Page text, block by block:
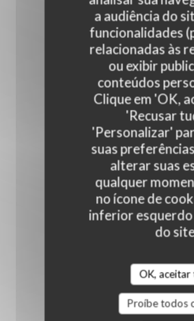
a audiência do
funcionalidades
relacionadas às
ou exibir
conteúdos
Clique em 'OK,
'Recusar
'Personalizar'
suas
alterar suas
qualquer
no ícone de
inferior esquerdo
do
OK, aceitar
Proíbe todos